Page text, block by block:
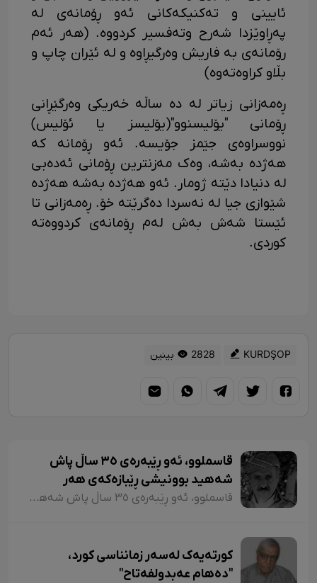
ئایینی و تەکنیکەکانی ئەو ڕۆمانەی لە
پەڕاوێزدا شەرح وتەفسیر کردووە. (هەر ئەم
رۆمانەی بە فاریش وەرگیڕاوە و لە ئێران چاپ و
بڵاو کراوەتەوە)
ڕەمەزانی زیاتر لە دە ساڵە خەریکی وەرگێڕانی
ڕۆمانی "یۆلیسنوو"(یۆلیسز یا ئۆلیس)
نووسراوەی جێمز جۆیسە. ئەو ڕۆمانە کە
هەژدە بەشە، وەک مەزنترین ڕۆمانی ئەدەبی
لە دنیادا دێتە ژومار. ئەو هەژدە بەشە هەژدە
شێوازی جیا لە نەسردا دەگرێتە خۆ. ڕەمەزانی تا
ئێستا شەش بەش لەم ڕۆمانەی کردووەتە
کوردی.
KURDŞOP 2828 بینین
قاسملوو، ئەو ڕێبەرەی ٣٥ ساڵ پاش
شەهید بوونیشی ڕێبازەکەی هەر
زیندووە
قاسملوو، ئەو ڕێبەرەی ٣٥ ساڵ پاش شەهید بوونیشی ڕێبازەکەی هەر زیندووە
کورتەیەک لەسەر زمانناسی کورد،
"دەهام عەبدولفەتاح"